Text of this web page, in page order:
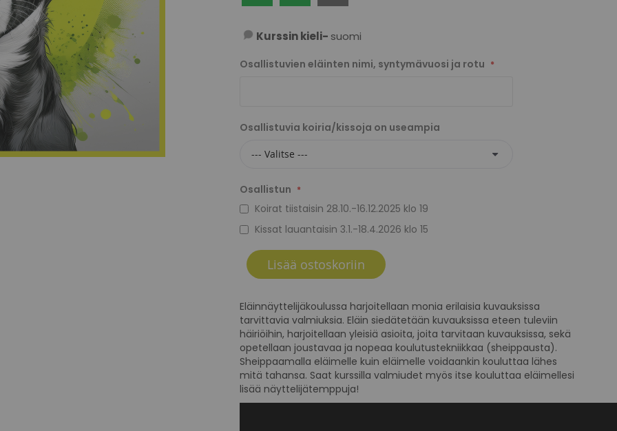
Kurssin kieli- suomi
Osallistuvien eläinten nimi, syntymävuosi ja rotu
Osallistuvia koiria/kissoja on useampia
Osallistun
Koirat tiistaisin 28.10.-16.12.2025 klo 19
Kissat lauantaisin 3.1.-18.4.2026 klo 15
Lisää ostoskoriin
Eläinnäyttelijäkoulussa harjoitellaan monia erilaisia kuvauksissa
tarvittavia valmiuksia. Eläin siedätetään kuvauksissa eteen tuleviin
häiriöihin, harjoitellaan yleisiä asioita, joita tarvitaan kuvauksissa, sekä
opetellaan joustavaa ja nopeaa koulutustekniikkaa (sheippausta).
Sheippaamalla eläimelle kuin eläimelle voidaankin kouluttaa lähes
mitä tahansa. Saat kurssilla valmiudet myös itse kouluttaa eläimellesi
lisää näyttelijätemppuja!